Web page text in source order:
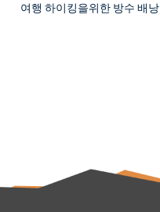
여행 하이킹을위한 방수 배낭